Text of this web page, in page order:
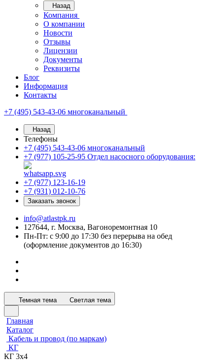
Назад
Компания
О компании
Новости
Отзывы
Лицензии
Документы
Реквизиты
Блог
Информация
Контакты
+7 (495) 543-43-06 многоканальный
Назад
Телефоны
+7 (495) 543-43-06 многоканальный
+7 (977) 105-25-95 Отдел насосного оборудования:
+7 (977) 123-16-19
+7 (931) 012-10-76
Заказать звонок
info@atlastpk.ru
127644, г. Москва, Вагоноремонтная 10
Пн-Пт: с 9:00 до 17:30 без перерыва на обед
(оформление документов до 16:30)
Темная тема Светлая тема
Главная
Каталог
Кабель и провод (по маркам)
КГ
КГ 3х4